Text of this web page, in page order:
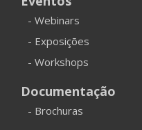
- Webinars
- Exposições
- Workshops
Documentação
- Brochuras